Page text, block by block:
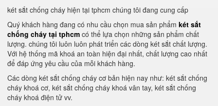
két sắt chống cháy hiện tại tphcm chúng tôi đang cung cấp
Quý khách hàng đang có nhu cầu chọn mua sản phẩm két sắt
chống cháy tại tphcm có thể lựa chọn những sản phẩm chất
lượng. chúng tôi luôn luôn phát triển các dòng két sắt chất lượng.
Với hệ thống mã khoá an toàn hiện đại nhất, chất lượng cao nhất
để đáp ứng yêu cầu của mỗi khách hàng.
Các dòng két sắt chống cháy cơ bản hiện nay như: két sắt chống
cháy khoá cơ, két sắt chống cháy khoá vân tay, két sắt chống
cháy khoá điện tử vv.